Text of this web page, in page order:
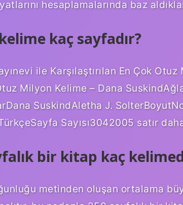
hesaplamalarında baz
kaç sayfadır?
ile Karşılaştırılan En Çok
Milyon Kelime – Dana
SuskindAletha J.
Sayısı3042005 satır
bir kitap kaç
metinden oluşan ortalama